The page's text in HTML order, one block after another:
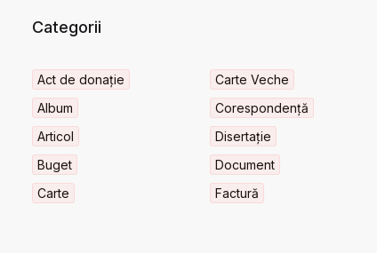
Categorii
Act de donație
Album
Articol
Buget
Carte
Carte Veche
Corespondență
Disertație
Document
Factură